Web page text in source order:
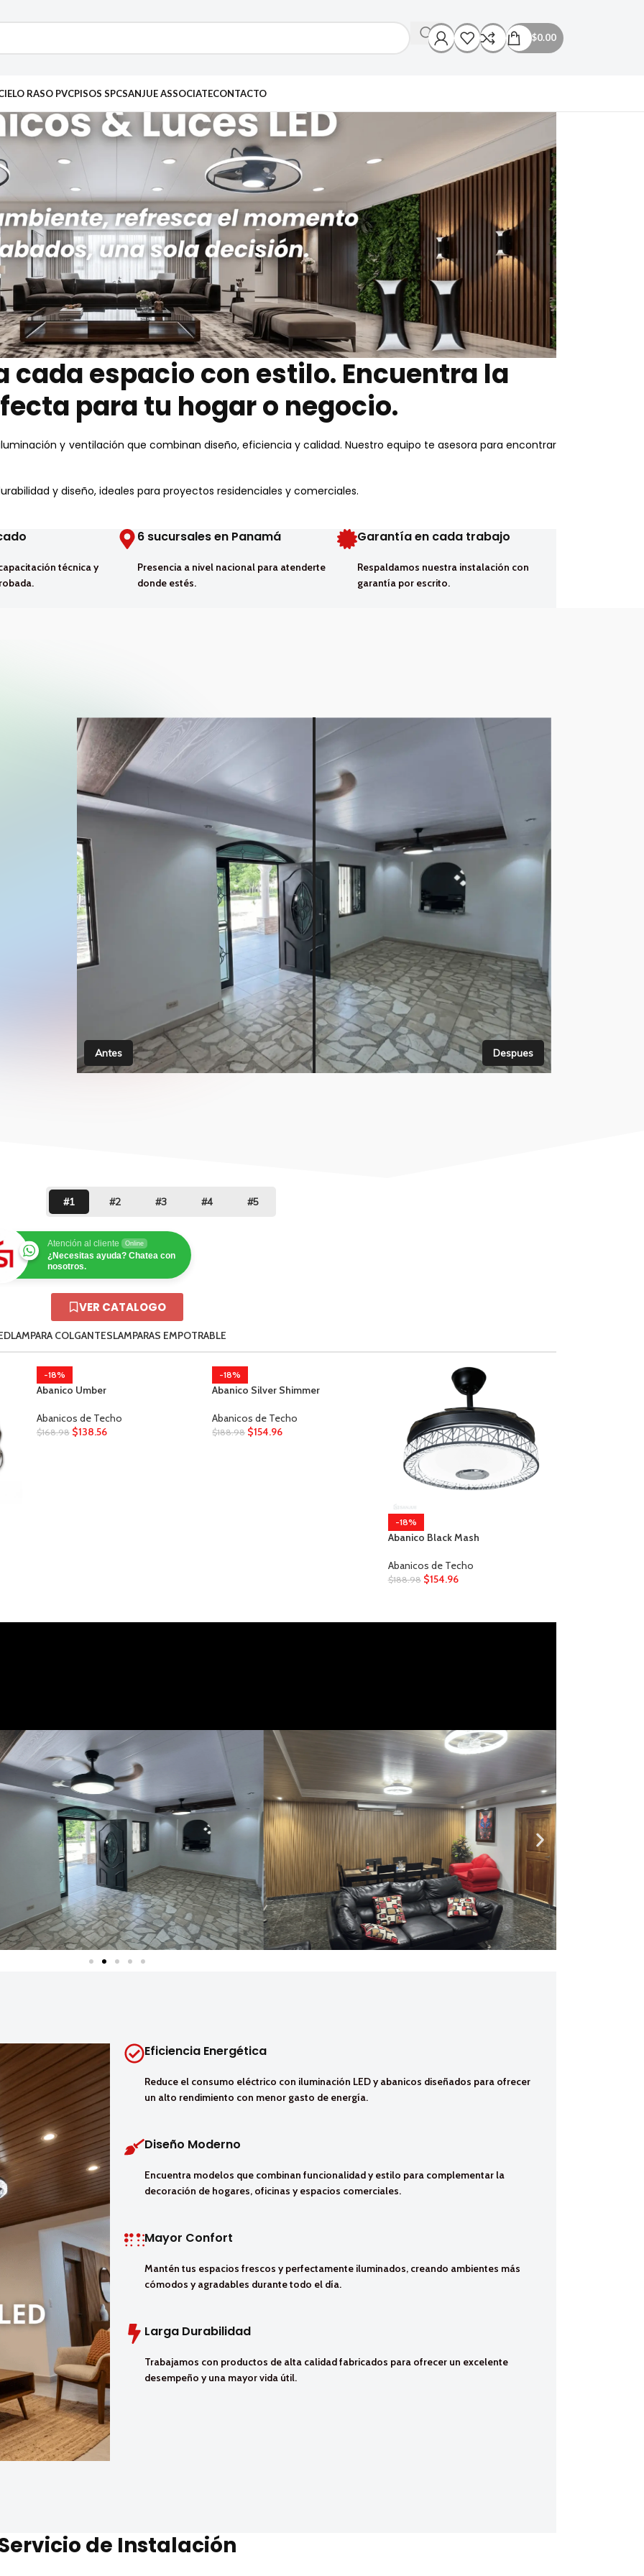
$0.00
RASO PVCPISOS SPCSANJUE ASSOCIATECONTACTO
espacio con estilo. Encuentra la
para tu hogar o negocio.
y ventilación que combinan diseño, eficiencia y calidad. Nuestro equipo te asesora para encontrar
y diseño, ideales para proyectos residenciales y comerciales.
técnica y
6 sucursales en Panamá
Presencia a nivel nacional para atenderte
donde estés.
Garantía en cada trabajo
Respaldamos nuestra instalación con
garantía por escrito.
Antes Despues
#1 #2 #3 #4 #5
Atención al cliente Online
¿Necesitas ayuda? Chatea con
nosotros.
VER CATALOGO
LAMPARA COLGANTESLAMPARAS EMPOTRABLE
-18%
Abanico Silver Shimmer
Abanicos de Techo
$188.98 $154.96
Abanico Modern Grey
Abanicos de Techo
188.98 $154.96
Eficiencia Energética
Reduce el consumo eléctrico con iluminación LED y abanicos diseñados para ofrecer
un alto rendimiento con menor gasto de energía.
Diseño Moderno
Encuentra modelos que combinan funcionalidad y estilo para complementar la
decoración de hogares, oficinas y espacios comerciales.
Mayor Confort
Mantén tus espacios frescos y perfectamente iluminados, creando ambientes más
cómodos y agradables durante todo el día.
Larga Durabilidad
Trabajamos con productos de alta calidad fabricados para ofrecer un excelente
desempeño y una mayor vida útil.
de Instalación